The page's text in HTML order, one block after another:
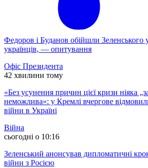
Федоров і Буданов обійшли Зеленського
українців, — опитування
Офіс Президента
42 хвилини тому
«Без усунення причин цієї кризи ніяка
неможлива»: у Кремлі вчергове
війни в Україні
Війна
сьогодні о 10:16
Зеленський анонсував дипломатичні
війни з Росією